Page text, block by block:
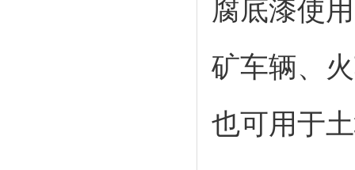
腐底漆使
矿车辆、
也可用于